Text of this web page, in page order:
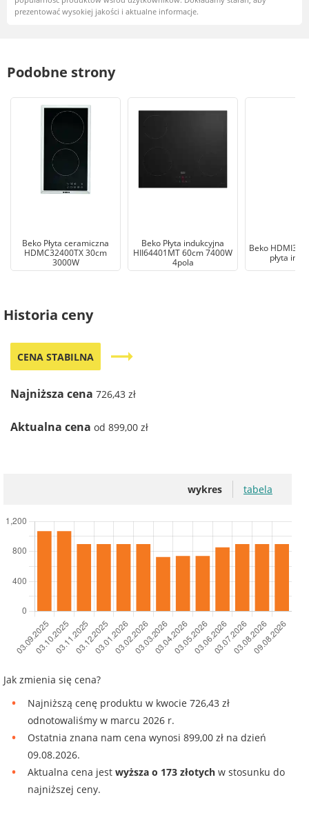
prezentować wysokiej jakości i aktualne informacje.
Podobne strony
Beko Płyta ceramiczna
HDMC32400TX 30cm
3000W
Beko Płyta indukcyjna
HII64401MT 60cm 7400W
4pola
Beko
płyta
Historia ceny
CENA STABILNA trending_flat
Najniższa cena 726,43 zł
Aktualna cena od 899,00 zł
wykres tabela
Jak zmienia się cena?
Najniższą cenę produktu w kwocie 726,43 zł
odnotowaliśmy w marcu 2026 r.
Ostatnia znana nam cena wynosi 899,00 zł na dzień
09.08.2026.
Aktualna cena jest wyższa o 173 złotych w stosunku do
najniższej ceny.